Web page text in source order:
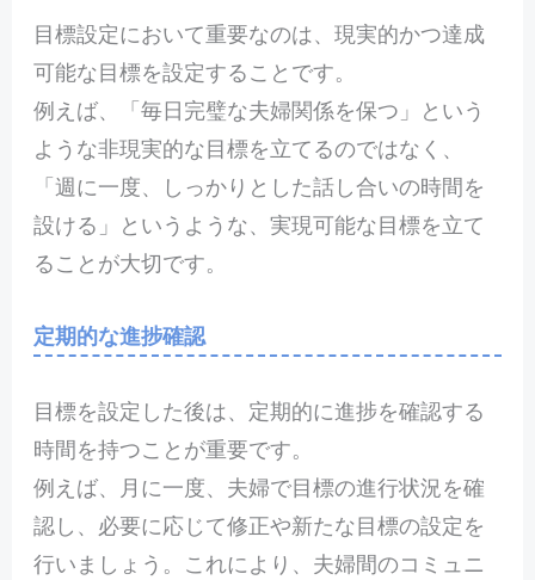
目標設定において重要なのは、現実的かつ達成
可能な目標を設定することです。
例えば、「毎日完璧な夫婦関係を保つ」という
ような非現実的な目標を立てるのではなく、
「週に一度、しっかりとした話し合いの時間を
設ける」というような、実現可能な目標を立て
ることが大切です。
定期的な進捗確認
目標を設定した後は、定期的に進捗を確認する
時間を持つことが重要です。
例えば、月に一度、夫婦で目標の進行状況を確
認し、必要に応じて修正や新たな目標の設定を
行いましょう。これにより、夫婦間のコミュニ